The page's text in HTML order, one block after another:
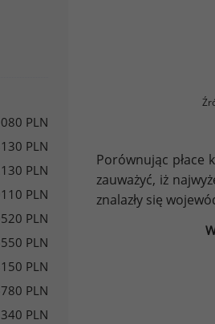
PLN
PLN
PLN
PLN
PLN
PLN
PLN
PLN
PLN
Porównując płace
zauważyć, iż
znalazły się